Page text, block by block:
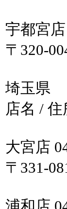
宇都宮
〒320-
埼玉県
店名 /
大宮店
〒331-